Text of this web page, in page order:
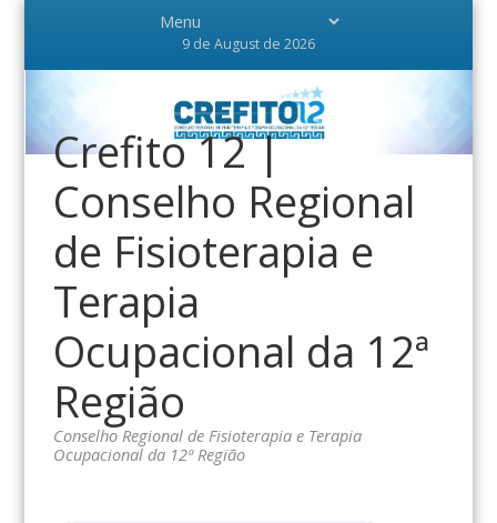
9 de August de 2026
Crefito 12 |
Conselho Regional
de Fisioterapia e
Terapia
Ocupacional da 12ª
Região
Conselho Regional de Fisioterapia e Terapia
Ocupacional da 12ª Região